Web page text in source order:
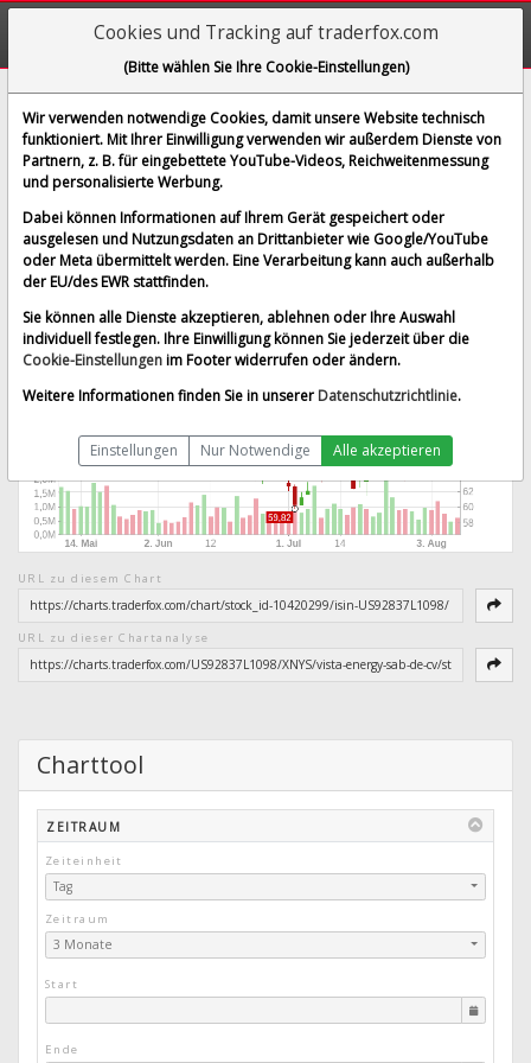
Vista Energy SAB de CV
[VIST | WKN A2PPAS | ISIN US92837L1098]
65,890 $ -0,63 %
Echtzeit-Aktienkurs vom 07.08.2026 um 19:59 Uhr
New York Splitbereinigt
URL zu diesem Chart
URL zu dieser Chartanalyse
Charttool
ZEITRAUM
Zeiteinheit
Tag
Zeitraum
3 Monate
Start
Ende
Cookies und Tracking auf traderfox.com
(Bitte wählen Sie Ihre Cookie-Einstellungen)
Wir verwenden notwendige Cookies, damit unsere Website technisch
funktioniert. Mit Ihrer Einwilligung verwenden wir außerdem Dienste von
Partnern, z. B. für eingebettete YouTube-Videos, Reichweitenmessung
und personalisierte Werbung.
Dabei können Informationen auf Ihrem Gerät gespeichert oder
ausgelesen und Nutzungsdaten an Drittanbieter wie Google/YouTube
oder Meta übermittelt werden. Eine Verarbeitung kann auch außerhalb
der EU/des EWR stattfinden.
Sie können alle Dienste akzeptieren, ablehnen oder Ihre Auswahl
individuell festlegen. Ihre Einwilligung können Sie jederzeit über die
Cookie-Einstellungenim Footer widerrufen oder ändern.
Weitere Informationen finden Sie in unserer Datenschutzrichtlinie.
Einstellungen Nur Notwendige Alle akzeptieren